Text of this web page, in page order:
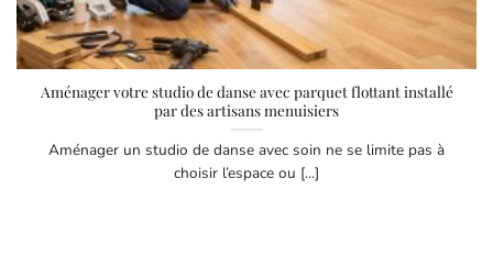
Aménager votre studio de danse avec parquet flottant installé
par des artisans menuisiers
Aménager un studio de danse avec soin ne se limite pas à
choisir l’espace ou [...]